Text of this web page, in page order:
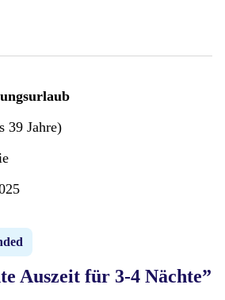
39 Jahre)
Auszeit für 3-4 Nächte”